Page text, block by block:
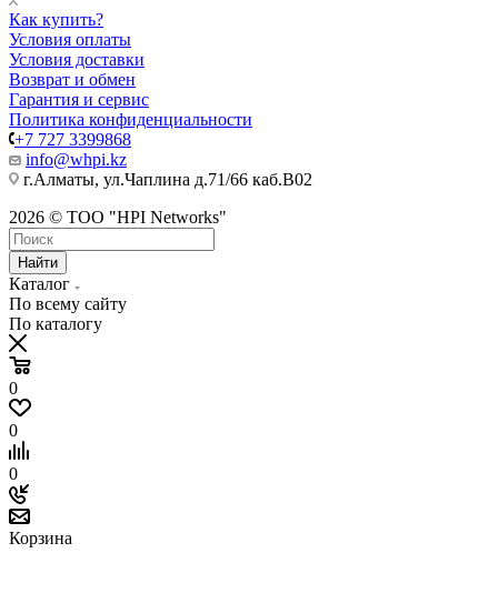
Как купить?
Условия оплаты
Условия доставки
Возврат и обмен
Гарантия и сервис
Политика конфиденциальности
+7 727 3399868
info@whpi.kz
г.Алматы, ул.Чаплина д.71/66 каб.B02
2026 © ТОО "HPI Networks"
Найти
Каталог
По всему сайту
По каталогу
0
0
0
Корзина